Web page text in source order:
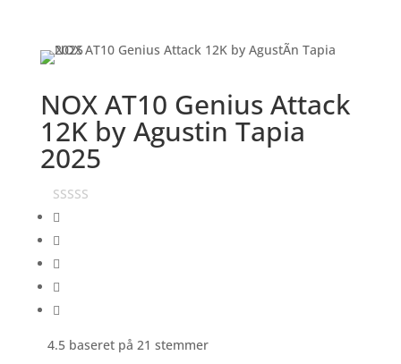
NOX AT10 Genius Attack
12K by Agusti­n Tapia
2025
4.5 baseret på 21 stemmer